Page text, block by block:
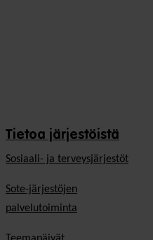
Tietoa järjestöistä
Sosiaali- ja terveysjärjestöt
Sote-järjestöjen
palvelutoiminta